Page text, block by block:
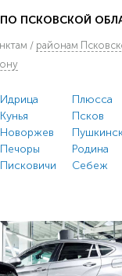
ПО ПСКОВСКОЙ
/ районам
Идрица
Кунья
Новоржев
Печоры
Писковичи
Плюсса
Псков
Родина
Себеж